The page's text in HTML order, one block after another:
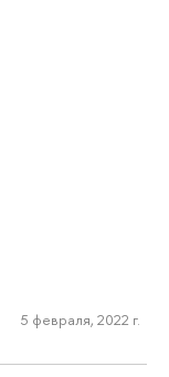
5 февраля, 2022 г.